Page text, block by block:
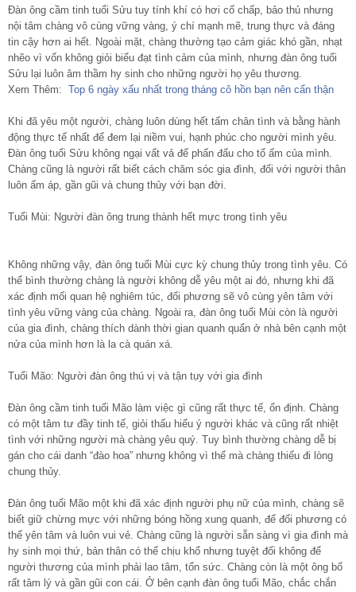
Đàn ông cầm tinh tuổi Sửu tuy tính khí có hơi cố chấp, bảo thủ nhưng
nội tâm chàng vô cùng vững vàng, ý chí mạnh mẽ, trung thực và đáng
tin cậy hơn ai hết. Ngoài mặt, chàng thường tạo cảm giác khó gần, nhạt
nhẽo vì vốn không giỏi biểu đạt tình cảm của mình, nhưng đàn ông tuổi
Sửu lại luôn âm thầm hy sinh cho những người họ yêu thương.
Xem Thêm: Top 6 ngày xấu nhất trong tháng cô hồn bạn nên cẩn thận
Khi đã yêu một người, chàng luôn dùng hết tấm chân tình và bằng hành
động thực tế nhất để đem lại niềm vui, hạnh phúc cho người mình yêu.
Đàn ông tuổi Sửu không ngại vất vả để phấn đấu cho tổ ấm của mình.
Chàng cũng là người rất biết cách chăm sóc gia đình, đối với người thân
luôn ấm áp, gần gũi và chung thủy với bạn đời.
Tuổi Mùi: Người đàn ông trung thành hết mực trong tình yêu
Không những vậy, đàn ông tuổi Mùi cực kỳ chung thủy trong tình yêu. Có
thể bình thường chàng là người không dễ yêu một ai đó, nhưng khi đã
xác định mối quan hệ nghiêm túc, đối phương sẽ vô cùng yên tâm với
tình yêu vững vàng của chàng. Ngoài ra, đàn ông tuổi Mùi còn là người
của gia đình, chàng thích dành thời gian quanh quẩn ở nhà bên cạnh một
nửa của mình hơn là la cà quán xá.
Tuổi Mão: Người đàn ông thú vị và tận tụy với gia đình
Đàn ông cầm tinh tuổi Mão làm việc gì cũng rất thực tế, ổn định. Chàng
có một tâm tư đầy tinh tế, giỏi thấu hiểu ý người khác và cũng rất nhiệt
tình với những người mà chàng yêu quý. Tuy bình thường chàng dễ bị
gán cho cái danh “đào hoa” nhưng không vì thế mà chàng thiếu đi lòng
chung thủy.
Đàn ông tuổi Mão một khi đã xác định người phụ nữ của mình, chàng sẽ
biết giữ chừng mực với những bóng hồng xung quanh, để đối phương có
thể yên tâm và luôn vui vẻ. Chàng cũng là người sẵn sàng vì gia đình mà
hy sinh mọi thứ, bản thân có thể chịu khổ nhưng tuyệt đối không để
người thương của mình phải lao tâm, tổn sức. Chàng còn là một ông bố
rất tâm lý và gần gũi con cái. Ở bên cạnh đàn ông tuổi Mão, chắc chắn